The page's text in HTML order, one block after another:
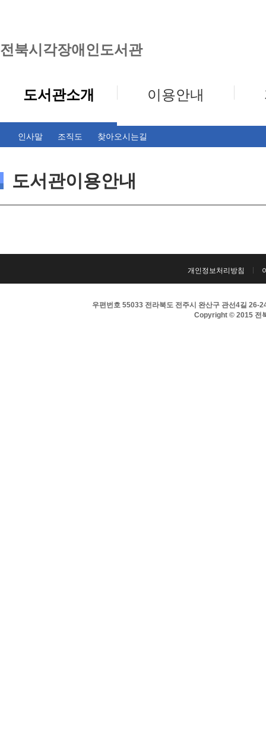
전북시각장애인도서관
도서관소개
인사말 조직도 찾아오시는길
이용안내
도서관이용안내
개인정보처리방침
우편번호 55033 전라북도 전주시 완산구 관선4길
Copyright © 2015 전